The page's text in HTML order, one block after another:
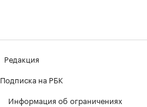
Редакция
Подписка на РБК
Информация об ограничениях